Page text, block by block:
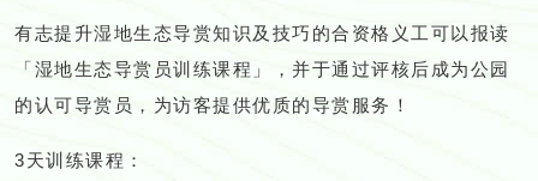
有志提升湿地生态导赏知识及技巧的合资格义工可以报读
「湿地生态导赏员训练课程」，并于通过评核后成为公园
的认可导赏员，为访客提供优质的导赏服务！
3天训练课程：